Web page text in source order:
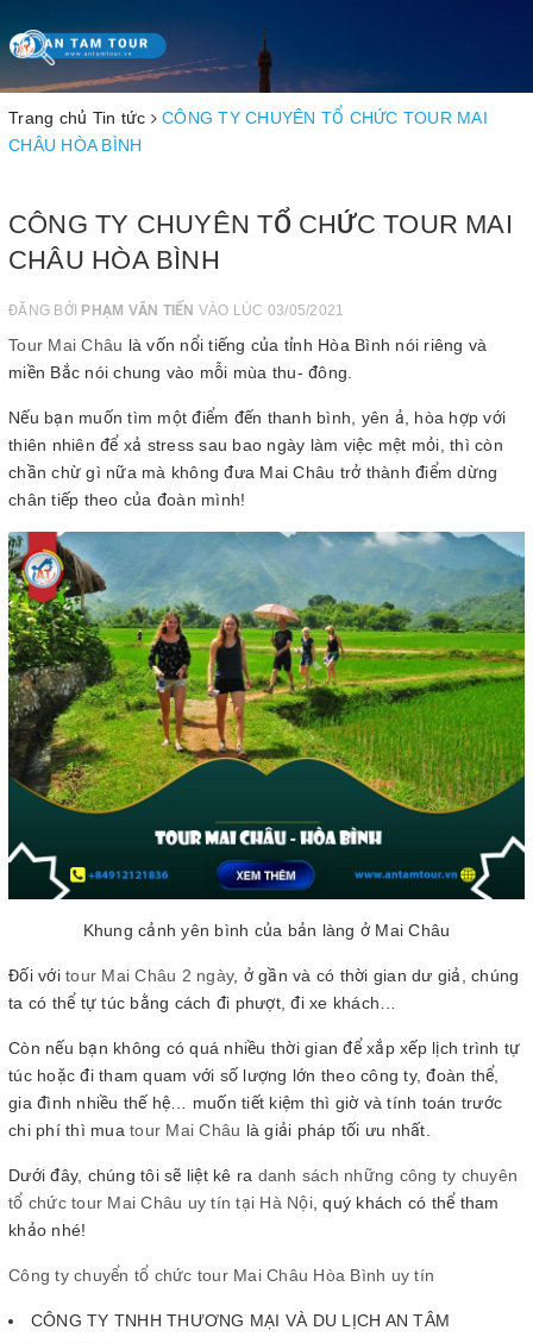
Toggle
navigation
Trang chủ Tin tức
CÔNG TY CHUYÊN TỔ CHỨC TOUR MAI
CHÂU HÒA BÌNH
CÔNG TY CHUYÊN TỔ CHỨC TOUR MAI
CHÂU HÒA BÌNH
ĐĂNG BỞI PHẠM VĂN TIẾN VÀO LÚC 03/05/2021
Tour Mai Châu là vốn nổi tiếng của tỉnh Hòa Bình nói riêng và
miền Bắc nói chung vào mỗi mùa thu- đông.
Nếu bạn muốn tìm một điểm đến thanh bình, yên ả, hòa hợp với
thiên nhiên để xả stress sau bao ngày làm việc mệt mỏi, thì còn
chần chừ gì nữa mà không đưa Mai Châu trở thành điểm dừng
chân tiếp theo của đoàn mình!
Khung cảnh yên bình của bản làng ở Mai Châu
Đối với tour Mai Châu 2 ngày, ở gần và có thời gian dư giả, chúng
ta có thể tự túc bằng cách đi phượt, đi xe khách…
Còn nếu bạn không có quá nhiều thời gian để xắp xếp lịch trình tự
túc hoặc đi tham quam với số lượng lớn theo công ty, đoàn thể,
gia đình nhiều thế hệ… muốn tiết kiệm thì giờ và tính toán trước
chi phí thì mua tour Mai Châu là giải pháp tối ưu nhất.
Dưới đây, chúng tôi sẽ liệt kê ra danh sách những công ty chuyên
tổ chức tour Mai Châu uy tín tại Hà Nội, quý khách có thể tham
khảo nhé!
Công ty chuyển tổ chức tour Mai Châu Hòa Bình uy tín
CÔNG TY TNHH THƯƠNG MẠI VÀ DU LỊCH AN TÂM